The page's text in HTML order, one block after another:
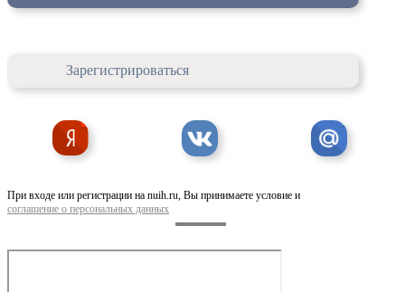
Зарегистрироваться
При входе или регистрации на nuih.ru, Вы принимаете условие и
соглашение о персональных данных